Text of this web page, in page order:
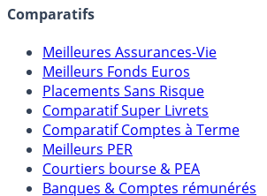
assureurs, sociétés de gestion, CGP, etc.
Comparatifs
Meilleures Assurances-Vie
Meilleurs Fonds Euros
Placements Sans Risque
Comparatif Super Livrets
Comparatif Comptes à Terme
Meilleurs PER